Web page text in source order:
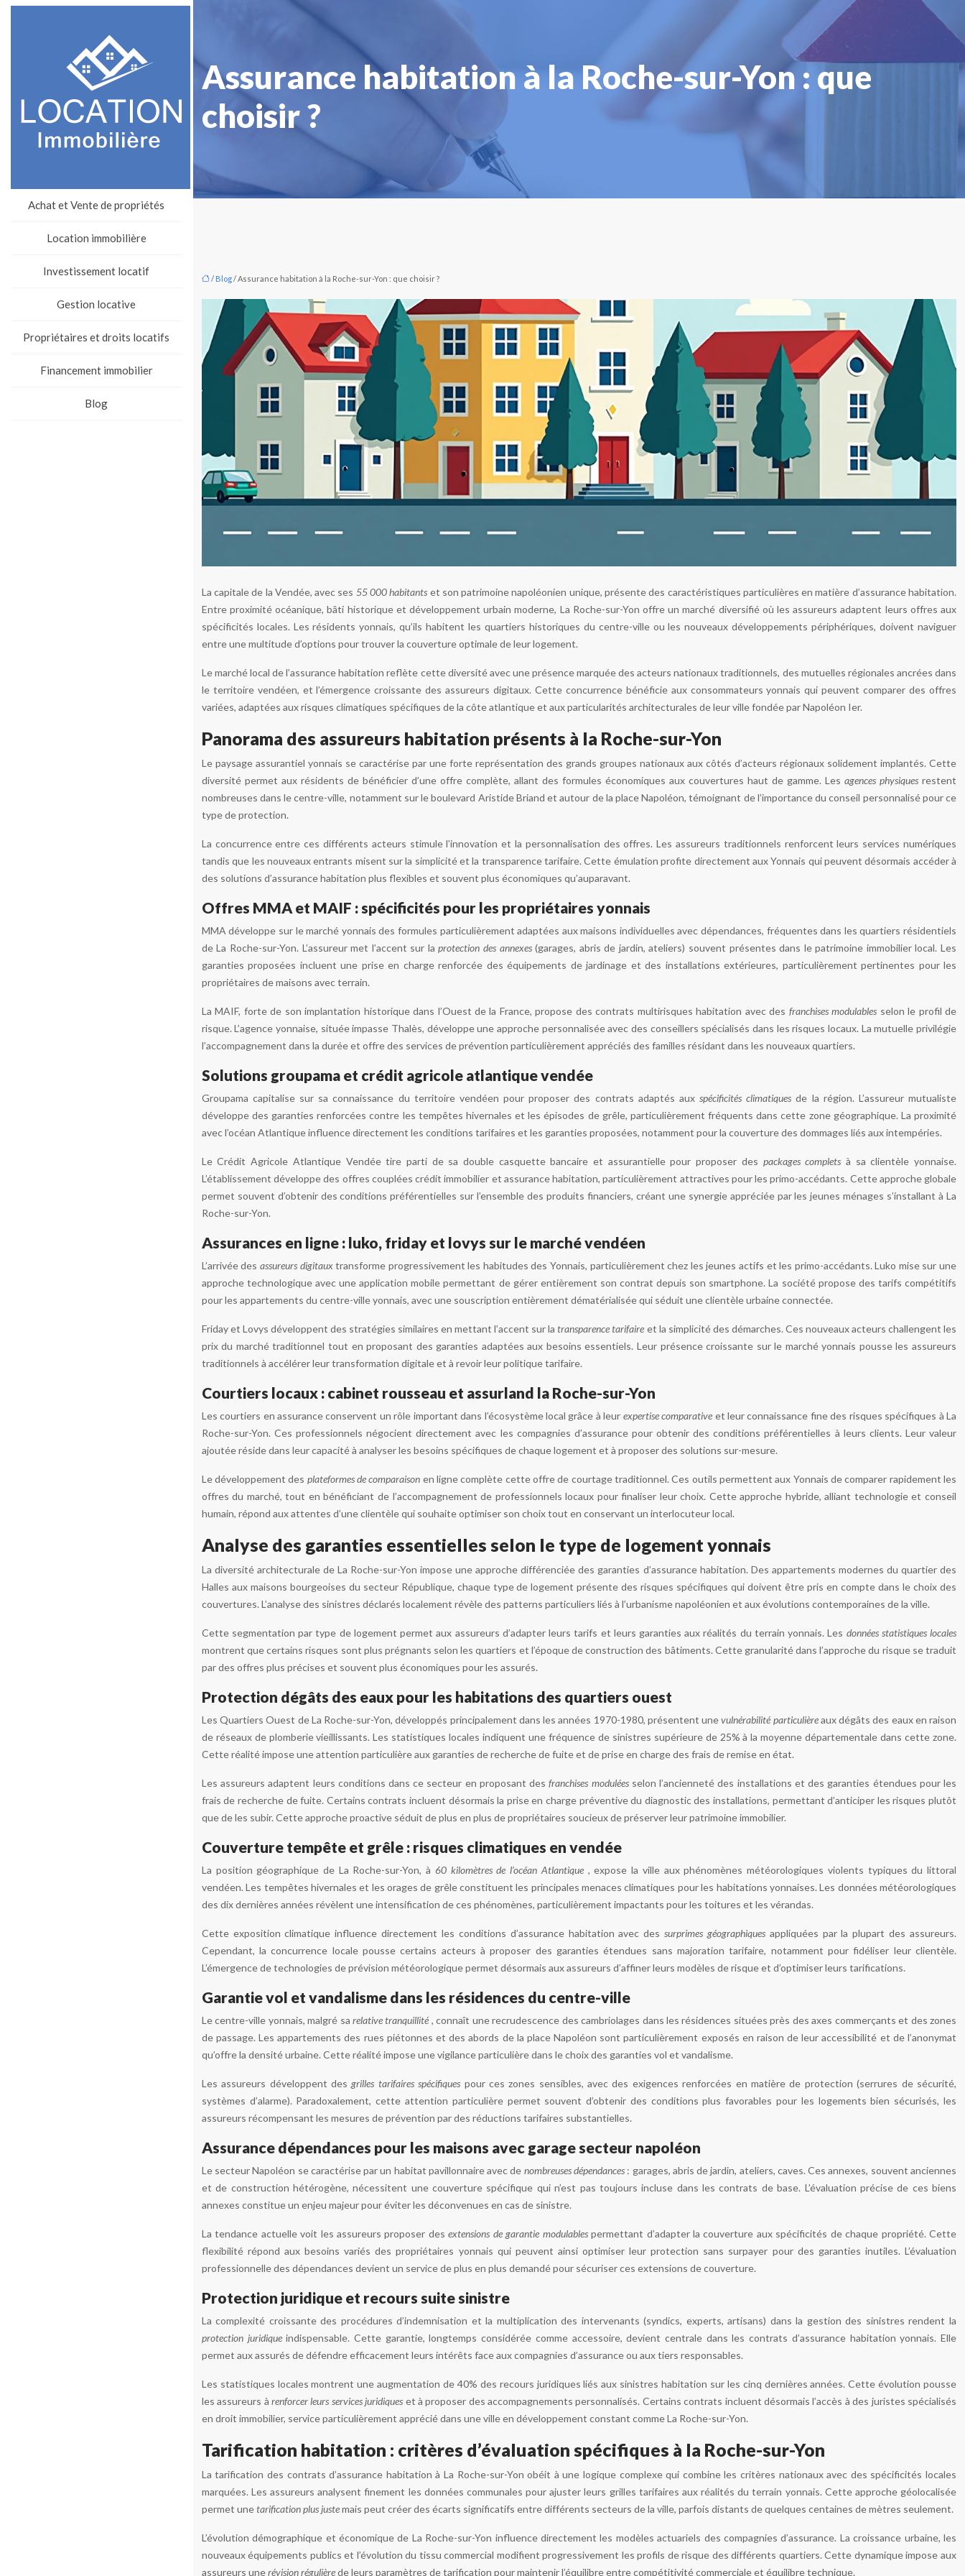
Achat et Vente de propriétés
Location immobilière
Investissement locatif
Gestion locative
Propriétaires et droits locatifs
Financement immobilier
Blog
Assurance habitation à la Roche-sur-Yon : que
choisir ?
/ Blog/ Assurance habitation à la Roche-sur-Yon : que choisir ?
La capitale de la Vendée, avec ses 55 000 habitants et son patrimoine napoléonien unique, présente des caractéristiques particulières en matière d’assurance habitation.
Entre proximité océanique, bâti historique et développement urbain moderne, La Roche-sur-Yon offre un marché diversifié où les assureurs adaptent leurs offres aux
spécificités locales. Les résidents yonnais, qu’ils habitent les quartiers historiques du centre-ville ou les nouveaux développements périphériques, doivent naviguer
entre une multitude d’options pour trouver la couverture optimale de leur logement.
Le marché local de l’assurance habitation reflète cette diversité avec une présence marquée des acteurs nationaux traditionnels, des mutuelles régionales ancrées dans
le territoire vendéen, et l’émergence croissante des assureurs digitaux. Cette concurrence bénéficie aux consommateurs yonnais qui peuvent comparer des offres
variées, adaptées aux risques climatiques spécifiques de la côte atlantique et aux particularités architecturales de leur ville fondée par Napoléon Ier.
Panorama des assureurs habitation présents à la Roche-sur-Yon
Le paysage assurantiel yonnais se caractérise par une forte représentation des grands groupes nationaux aux côtés d’acteurs régionaux solidement implantés. Cette
diversité permet aux résidents de bénéficier d’une offre complète, allant des formules économiques aux couvertures haut de gamme. Les agences physiquesrestent
nombreuses dans le centre-ville, notamment sur le boulevard Aristide Briand et autour de la place Napoléon, témoignant de l’importance du conseil personnalisé pour ce
type de protection.
La concurrence entre ces différents acteurs stimule l’innovation et la personnalisation des offres. Les assureurs traditionnels renforcent leurs services numériques
tandis que les nouveaux entrants misent sur la simplicité et la transparence tarifaire. Cette émulation profite directement aux Yonnais qui peuvent désormais accéder à
des solutions d’assurance habitation plus flexibles et souvent plus économiques qu’auparavant.
Offres MMA et MAIF : spécificités pour les propriétaires yonnais
MMA développe sur le marché yonnais des formules particulièrement adaptées aux maisons individuelles avec dépendances, fréquentes dans les quartiers résidentiels
de La Roche-sur-Yon. L’assureur met l’accent sur laprotection des annexes(garages, abris de jardin, ateliers) souvent présentes dans le patrimoine immobilier local. Les
garanties proposées incluent une prise en charge renforcée des équipements de jardinage et des installations extérieures, particulièrement pertinentes pour les
propriétaires de maisons avec terrain.
La MAIF, forte de son implantation historique dans l’Ouest de la France, propose des contrats multirisques habitation avec des franchises modulables selon le profil de
risque. L’agence yonnaise, située impasse Thalès, développe une approche personnalisée avec des conseillers spécialisés dans les risques locaux. La mutuelle privilégie
l’accompagnement dans la durée et offre des services de prévention particulièrement appréciés des familles résidant dans les nouveaux quartiers.
Solutions groupama et crédit agricole atlantique vendée
Groupama capitalise sur sa connaissance du territoire vendéen pour proposer des contrats adaptés auxspécificités climatiquesde la région. L’assureur mutualiste
développe des garanties renforcées contre les tempêtes hivernales et les épisodes de grêle, particulièrement fréquents dans cette zone géographique. La proximité
avec l’océan Atlantique influence directement les conditions tarifaires et les garanties proposées, notamment pour la couverture des dommages liés aux intempéries.
Le Crédit Agricole Atlantique Vendée tire parti de sa double casquette bancaire et assurantielle pour proposer des packages complets à sa clientèle yonnaise.
L’établissement développe des offres couplées crédit immobilier et assurance habitation, particulièrement attractives pour les primo-accédants. Cette approche globale
permet souvent d’obtenir des conditions préférentielles sur l’ensemble des produits financiers, créant une synergie appréciée par les jeunes ménages s’installant à La
Roche-sur-Yon.
Assurances en ligne : luko, friday et lovys sur le marché vendéen
L’arrivée des assureurs digitauxtransforme progressivement les habitudes des Yonnais, particulièrement chez les jeunes actifs et les primo-accédants. Luko mise sur une
approche technologique avec une application mobile permettant de gérer entièrement son contrat depuis son smartphone. La société propose des tarifs compétitifs
pour les appartements du centre-ville yonnais, avec une souscription entièrement dématérialisée qui séduit une clientèle urbaine connectée.
Friday et Lovys développent des stratégies similaires en mettant l’accent sur latransparence tarifaire et la simplicité des démarches. Ces nouveaux acteurs challengent les
prix du marché traditionnel tout en proposant des garanties adaptées aux besoins essentiels. Leur présence croissante sur le marché yonnais pousse les assureurs
traditionnels à accélérer leur transformation digitale et à revoir leur politique tarifaire.
Courtiers locaux : cabinet rousseau et assurland la Roche-sur-Yon
Les courtiers en assurance conservent un rôle important dans l’écosystème local grâce à leur expertise comparative et leur connaissance fine des risques spécifiques à La
Roche-sur-Yon. Ces professionnels négocient directement avec les compagnies d’assurance pour obtenir des conditions préférentielles à leurs clients. Leur valeur
ajoutée réside dans leur capacité à analyser les besoins spécifiques de chaque logement et à proposer des solutions sur-mesure.
Le développement des plateformes de comparaison en ligne complète cette offre de courtage traditionnel. Ces outils permettent aux Yonnais de comparer rapidement les
offres du marché, tout en bénéficiant de l’accompagnement de professionnels locaux pour finaliser leur choix. Cette approche hybride, alliant technologie et conseil
humain, répond aux attentes d’une clientèle qui souhaite optimiser son choix tout en conservant un interlocuteur local.
Analyse des garanties essentielles selon le type de logement yonnais
La diversité architecturale de La Roche-sur-Yon impose une approche différenciée des garanties d’assurance habitation. Des appartements modernes du quartier des
Halles aux maisons bourgeoises du secteur République, chaque type de logement présente des risques spécifiques qui doivent être pris en compte dans le choix des
couvertures. L’analyse des sinistres déclarés localement révèle des patterns particuliers liés à l’urbanisme napoléonien et aux évolutions contemporaines de la ville.
Cette segmentation par type de logement permet aux assureurs d’adapter leurs tarifs et leurs garanties aux réalités du terrain yonnais. Les données statistiques locales
montrent que certains risques sont plus prégnants selon les quartiers et l’époque de construction des bâtiments. Cette granularité dans l’approche du risque se traduit
par des offres plus précises et souvent plus économiques pour les assurés.
Protection dégâts des eaux pour les habitations des quartiers ouest
Les Quartiers Ouest de La Roche-sur-Yon, développés principalement dans les années 1970-1980, présentent unevulnérabilité particulièreaux dégâts des eaux en raison
de réseaux de plomberie vieillissants. Les statistiques locales indiquent une fréquence de sinistres supérieure de 25% à la moyenne départementale dans cette zone.
Cette réalité impose une attention particulière aux garanties de recherche de fuite et de prise en charge des frais de remise en état.
Les assureurs adaptent leurs conditions dans ce secteur en proposant desfranchises modulées selon l’ancienneté des installations et des garanties étendues pour les
frais de recherche de fuite. Certains contrats incluent désormais la prise en charge préventive du diagnostic des installations, permettant d’anticiper les risques plutôt
que de les subir. Cette approche proactive séduit de plus en plus de propriétaires soucieux de préserver leur patrimoine immobilier.
Couverture tempête et grêle : risques climatiques en vendée
La position géographique de La Roche-sur-Yon, à 60 kilomètres de l’océan Atlantique , expose la ville aux phénomènes météorologiques violents typiques du littoral
vendéen. Les tempêtes hivernales et les orages de grêle constituent les principales menaces climatiques pour les habitations yonnaises. Les données météorologiques
des dix dernières années révèlent une intensification de ces phénomènes, particulièrement impactants pour les toitures et les vérandas.
Cette exposition climatique influence directement les conditions d’assurance habitation avec dessurprimes géographiques appliquées par la plupart des assureurs.
Cependant, la concurrence locale pousse certains acteurs à proposer des garanties étendues sans majoration tarifaire, notamment pour fidéliser leur clientèle.
L’émergence de technologies de prévision météorologique permet désormais aux assureurs d’affiner leurs modèles de risque et d’optimiser leurs tarifications.
Garantie vol et vandalisme dans les résidences du centre-ville
Le centre-ville yonnais, malgré sarelative tranquillité , connaît une recrudescence des cambriolages dans les résidences situées près des axes commerçants et des zones
de passage. Les appartements des rues piétonnes et des abords de la place Napoléon sont particulièrement exposés en raison de leur accessibilité et de l’anonymat
qu’offre la densité urbaine. Cette réalité impose une vigilance particulière dans le choix des garanties vol et vandalisme.
Les assureurs développent desgrilles tarifaires spécifiques pour ces zones sensibles, avec des exigences renforcées en matière de protection (serrures de sécurité,
systèmes d’alarme). Paradoxalement, cette attention particulière permet souvent d’obtenir des conditions plus favorables pour les logements bien sécurisés, les
assureurs récompensant les mesures de prévention par des réductions tarifaires substantielles.
Assurance dépendances pour les maisons avec garage secteur napoléon
Le secteur Napoléon se caractérise par un habitat pavillonnaire avec de nombreuses dépendances : garages, abris de jardin, ateliers, caves. Ces annexes, souvent anciennes
et de construction hétérogène, nécessitent une couverture spécifique qui n’est pas toujours incluse dans les contrats de base. L’évaluation précise de ces biens
annexes constitue un enjeu majeur pour éviter les déconvenues en cas de sinistre.
La tendance actuelle voit les assureurs proposer desextensions de garantie modulablespermettant d’adapter la couverture aux spécificités de chaque propriété. Cette
flexibilité répond aux besoins variés des propriétaires yonnais qui peuvent ainsi optimiser leur protection sans surpayer pour des garanties inutiles. L’évaluation
professionnelle des dépendances devient un service de plus en plus demandé pour sécuriser ces extensions de couverture.
Protection juridique et recours suite sinistre
La complexité croissante des procédures d’indemnisation et la multiplication des intervenants (syndics, experts, artisans) dans la gestion des sinistres rendent la
protection juridiqueindispensable. Cette garantie, longtemps considérée comme accessoire, devient centrale dans les contrats d’assurance habitation yonnais. Elle
permet aux assurés de défendre efficacement leurs intérêts face aux compagnies d’assurance ou aux tiers responsables.
Les statistiques locales montrent une augmentation de 40% des recours juridiques liés aux sinistres habitation sur les cinq dernières années. Cette évolution pousse
les assureurs à renforcer leurs services juridiques et à proposer des accompagnements personnalisés. Certains contrats incluent désormais l’accès à des juristes spécialisés
en droit immobilier, service particulièrement apprécié dans une ville en développement constant comme La Roche-sur-Yon.
Tarification habitation : critères d’évaluation spécifiques à la Roche-sur-Yon
La tarification des contrats d’assurance habitation à La Roche-sur-Yon obéit à une logique complexe qui combine les critères nationaux avec des spécificités locales
marquées. Les assureurs analysent finement les données communales pour ajuster leurs grilles tarifaires aux réalités du terrain yonnais. Cette approche géolocalisée
permet unetarification plus justemais peut créer des écarts significatifs entre différents secteurs de la ville, parfois distants de quelques centaines de mètres seulement.
L’évolution démographique et économique de La Roche-sur-Yon influence directement les modèles actuariels des compagnies d’assurance. La croissance urbaine, les
nouveaux équipements publics et l’évolution du tissu commercial modifient progressivement les profils de risque des différents quartiers. Cette dynamique impose aux
assureurs unerévision régulièrede leurs paramètres de tarification pour maintenir l’équilibre entre compétitivité commerciale et équilibre technique.